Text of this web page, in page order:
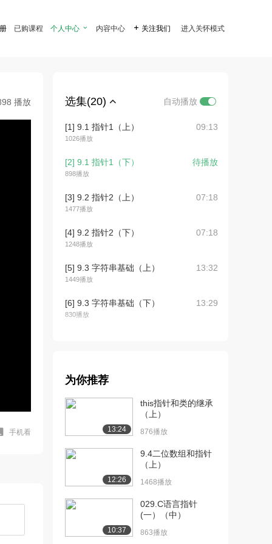
已购课程 个人中心  内容中心  关注我们 进入关怀模式
播放
手机看
选集(20) 自动播放
[1] 9.1 指针1（上）
1026播放
09:13
[2] 9.1 指针1（下）
898播放
待播放
[3] 9.2 指针2（上）
1477播放
07:18
[4] 9.2 指针2（下）
1248播放
07:18
[5] 9.3 字符串基础（上）
1449播放
13:32
[6] 9.3 字符串基础（下）
830播放
13:29
[8] 9.4 字符串处理库函数
（下）
[9] 9.5 字符串应用举例
（上）
888播放
[10] 9.5 字符串应用举例
（中）
1231播放
[11] 9.5 字符串应用举例
为你推荐
13:24
this指针和类的继承
（上）
876播放
12:26
9.4二位数组和指针
（上）
1468播放
10:37
029.C语言指针
(一）（中）
863播放